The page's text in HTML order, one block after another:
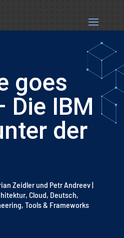
goes
Die IBM
der
Zeidlerund Petr Andreev|
, Cloud, Deutsch,
, Tools & Frameworks